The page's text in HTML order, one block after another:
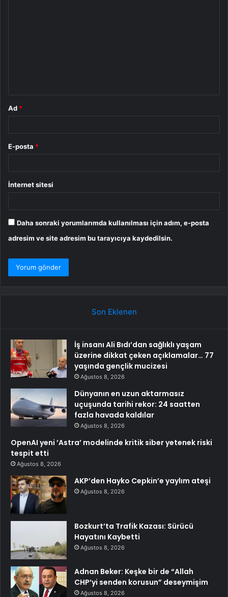
Ad *
E-posta *
İnternet sitesi
Daha sonraki yorumlarımda kullanılması için adım, e-posta
adresim ve site adresim bu tarayıcıya kaydedilsin.
Son Eklenen
İş insanı Ali Bıdı’dan sağlıklı yaşam
üzerine dikkat çeken açıklamalar… 77
yaşında gençlik mucizesi
Ağustos 8, 2026
Dünyanın en uzun aktarmasız
uçuşunda tarihi rekor: 24 saatten
fazla havada kaldılar
Ağustos 8, 2026
OpenAI yeni ’Astra’ modelinde kritik siber yetenek riski
tespit etti
Ağustos 8, 2026
AKP’den Hayko Cepkin’e yaylım ateşi
Ağustos 8, 2026
Bozkurt’ta Trafik Kazası: Sürücü
Hayatını Kaybetti
Ağustos 8, 2026
Adnan Beker: Keşke bir de “Allah
CHP’yi senden korusun” deseymişim
Ağustos 8, 2026